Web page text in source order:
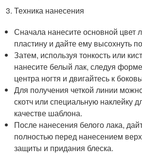
Техника нанесения
Сначала нанесите основной цвет
пластину и дайте ему высохнуть
Затем, используя тонкость или
нанесите белый лак, следуя
центра ногтя и двигайтесь к
Для получения четкой линии
скотч или специальную наклейку
качестве шаблона.
После нанесения белого лака,
полностью перед нанесением
защиты и придания блеска.